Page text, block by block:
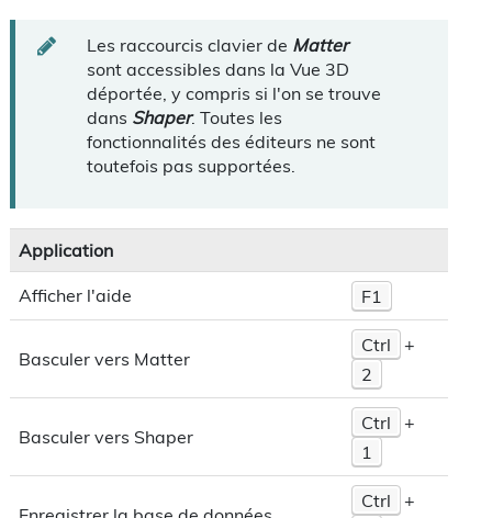
Les raccourcis clavier de Matter
sont accessibles dans la Vue 3D
déportée, y compris si l'on se trouve
dans Shaper. Toutes les
fonctionnalités des éditeurs ne sont
toutefois pas supportées.
Application
Afficher l'aide F1
Basculer vers Matter
Ctrl
+
2
Basculer vers Shaper
Ctrl
+
1
Ctrl
+